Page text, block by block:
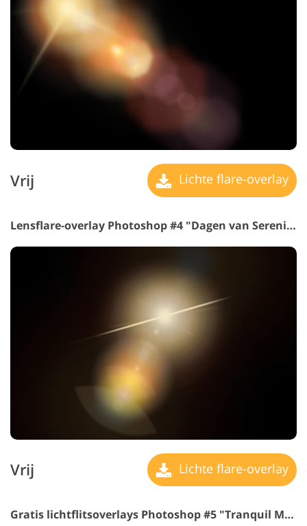
Vrij Lichte flare-overlay
Lensflare-overlay Photoshop #4 "Dagen van Sereniteit"
Vrij Lichte flare-overlay
Gratis lichtflitsoverlays Photoshop #5 "Tranquil Mood"